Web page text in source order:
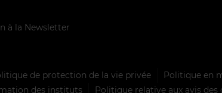
à la Newsletter
de protection de la vie privée Politique en
des instituts Politique relative aux avis des